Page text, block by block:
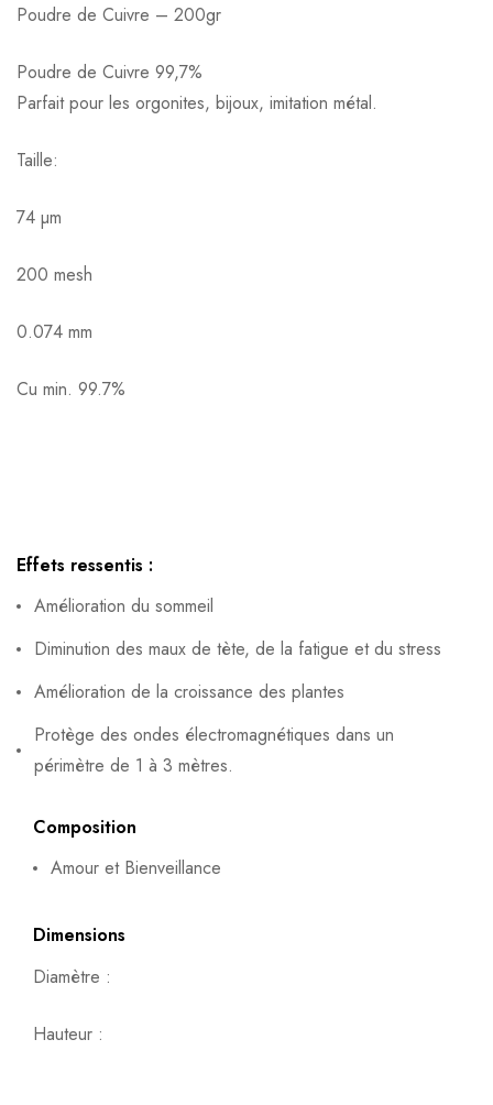
Poudre de Cuivre – 200gr
Poudre de Cuivre 99,7%
Parfait pour les orgonites, bijoux, imitation métal.
Taille:
74 µm
200 mesh
0.074 mm
Cu min. 99.7%
Effets ressentis :
Amélioration du sommeil
Diminution des maux de tète, de la fatigue et du stress
Amélioration de la croissance des plantes
Protège des ondes électromagnétiques dans un
périmètre de 1 à 3 mètres.
Composition
Amour et Bienveillance
Dimensions
Diamètre :
Hauteur :